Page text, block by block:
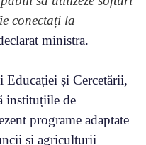
conectați la
ministra.
Educației și Cercetării,
instituțiile de
programe adaptate
și agriculturii